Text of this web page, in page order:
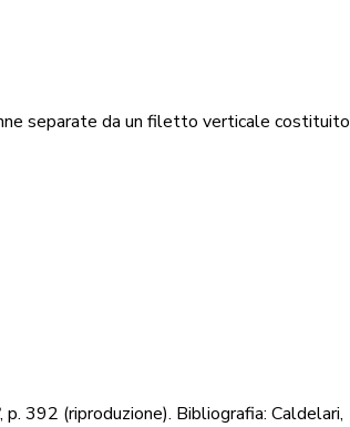
separate da un filetto verticale costituito
, p. 392 (riproduzione). Bibliografia: Caldelari,